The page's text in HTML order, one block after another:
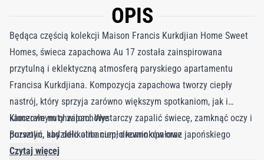
OPIS
Będąca częścią kolekcji Maison Francis Kurkdjian Home Sweet
Homes, świeca zapachowa Au 17 została zainspirowana
przytulną i eklektyczną atmosferą paryskiego apartamentu
Francisa Kurkdjiana. Kompozycja zapachowa tworzy ciepły
nastrój, który sprzyja zarówno większym spotkaniom, jak i
kameralnym chwilom. Wystarczy zapalić świecę, zamknąć oczy i
pozwolić, aby delikatne ciepło kominków oraz japońskiego
kadzidła wypełniło przestrzeń. Świeca Au 17 jest umieszczona w
Kluczowe nuty zapachowe
Bursztyn, kadzidło olibanum, drewno opałowe
Czytaj więcej